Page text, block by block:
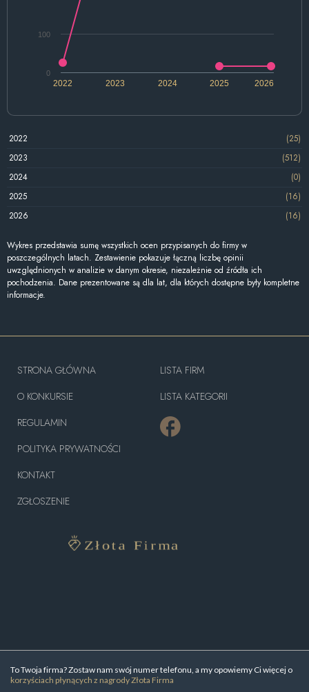
2022 2024 2026
2023 2025
0
100
2022
(25)
2023
(512)
2024
(0)
2025
(16)
2026
(16)
Wykres przedstawia sumę wszystkich ocen przypisanych do firmy w
poszczególnych latach. Zestawienie pokazuje łączną liczbę opinii
uwzględnionych w analizie w danym okresie, niezależnie od źródła ich
pochodzenia. Dane prezentowane są dla lat, dla których dostępne były kompletne
informacje.
To Twoja firma? Zostaw nam swój numer telefonu, a my opowiemy Ci więcej o
korzyściach płynących z nagrody Złota Firma
STRONA GŁÓWNA
O KONKURSIE
REGULAMIN
POLITYKA PRYWATNOŚCI
KONTAKT
ZGŁOSZENIE
LISTA FIRM
LISTA KATEGORII